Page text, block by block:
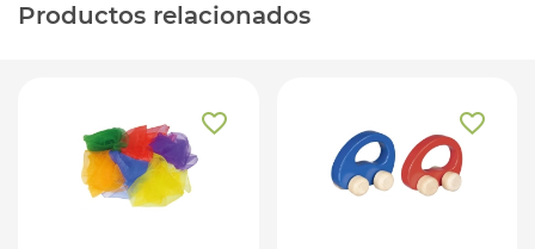
Productos relacionados